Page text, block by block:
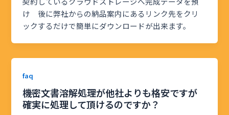
け 後に弊社からの納品案内にあるリンク先をクリ
ックするだけで簡単にダウンロードが出来ます。
faq
機密文書溶解処理が他社よりも格安ですが
確実に処理して頂けるのですか？